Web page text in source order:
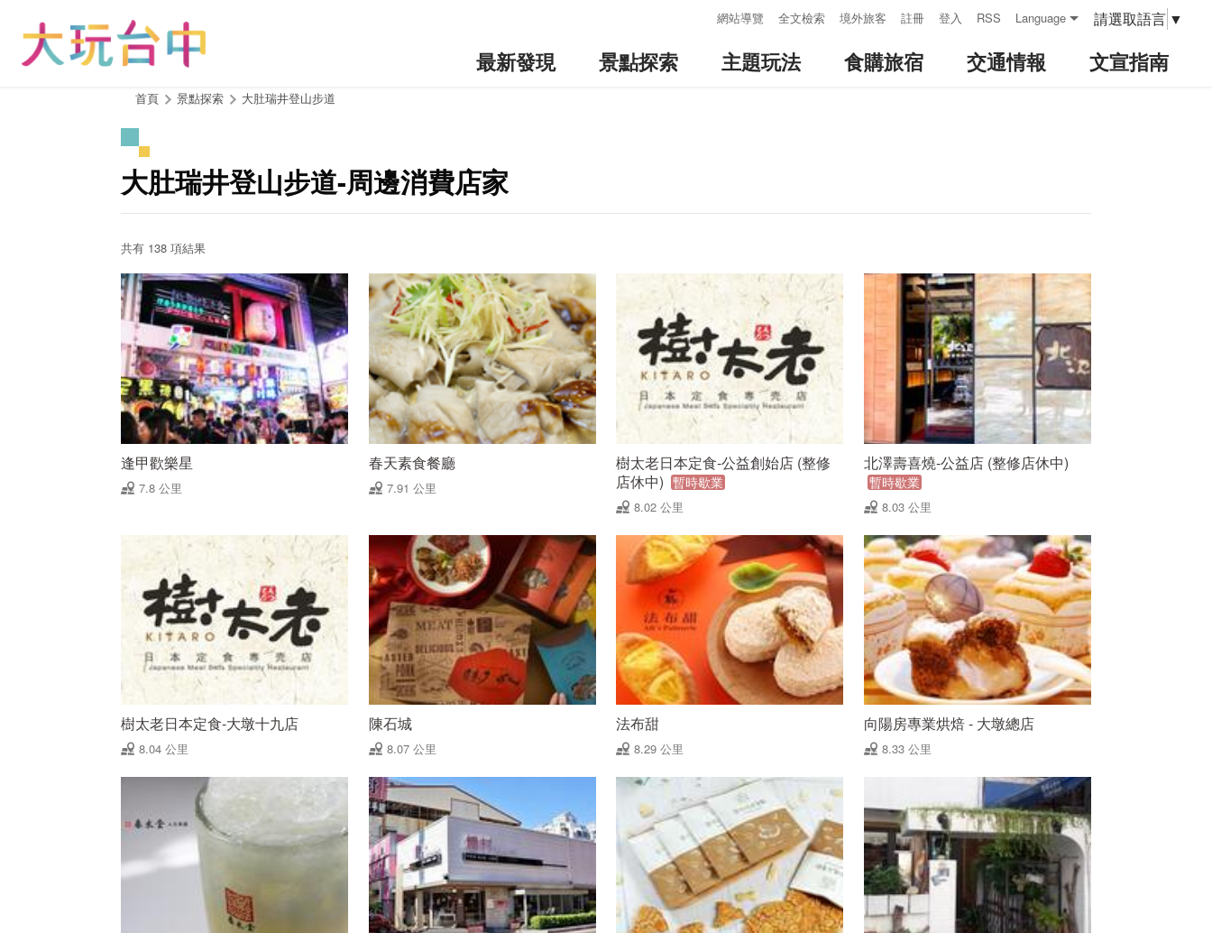
網站導覽 全文檢索 境外旅客 註冊 登入 RSS Language 請選取語言 ▼
最新發現 景點探索 主題玩法 食購旅宿 交通情報 文宣指南
首頁 景點探索 大肚瑞井登山步道
大肚瑞井登山步道-周邊消費店家
共有 138 項結果
逢甲歡樂星
7.8 公里
春天素食餐廳
7.91 公里
樹太老日本定食-公益創始店 (整修
店休中) 暫時歇業
8.02 公里
北澤壽喜燒-公益店 (整修店休中)
暫時歇業
8.03 公里
樹太老日本定食-大墩十九店
8.04 公里
陳石城
8.07 公里
法布甜
8.29 公里
向陽房專業烘焙 - 大墩總店
8.33 公里